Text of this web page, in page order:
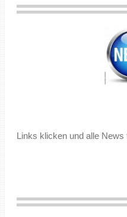
Links klicken und alle News